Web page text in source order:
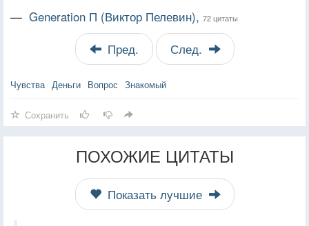
— Generation П (Виктор Пелевин), 72 цитаты
Пред. След.
Чувства Деньги Вопрос Знакомый
Сохранить
ПОХОЖИЕ ЦИТАТЫ
Показать лучшие